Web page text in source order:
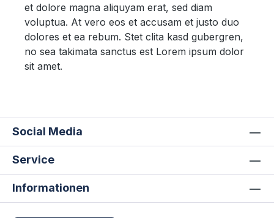
et dolore magna aliquyam erat, sed diam
voluptua. At vero eos et accusam et justo duo
dolores et ea rebum. Stet clita kasd gubergren,
no sea takimata sanctus est Lorem ipsum dolor
sit amet.
Social Media
Service
Informationen